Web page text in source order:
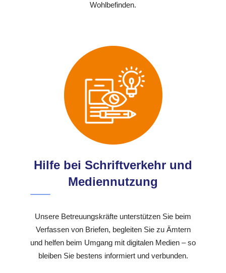
Wohlbefinden.
Hilfe bei Schriftverkehr und
Mediennutzung
Unsere Betreuungskräfte unterstützen Sie beim
Verfassen von Briefen, begleiten Sie zu Ämtern
und helfen beim Umgang mit digitalen Medien – so
bleiben Sie bestens informiert und verbunden.